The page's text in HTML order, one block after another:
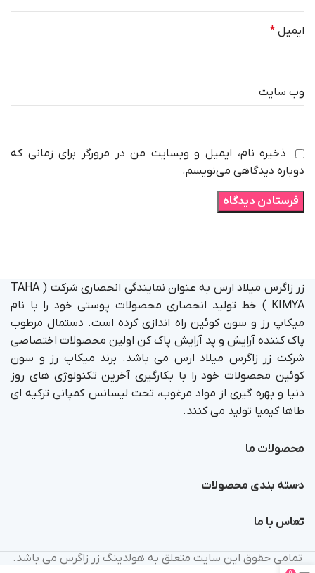
ایمیل *
وب‌ سایت
ذخیره نام، ایمیل و وبسایت من در مرورگر برای زمانی که
دوباره دیدگاهی می‌نویسم.
زر زاگرس میلاد ارس به عنوان نمایندگی انحصاری شرکت ( TAHA
KIMYA ) خط تولید انحصاری محصولات پوستی خود را با نام
میکاپ رز و سون کوئین راه اندازی کرده است. دستمال مرطوب
پاک کننده آرایش و پد آرایش پاک کن اولین محصولات اختصاصی
شرکت زر زاگرس میلاد ارس می باشد. برند میکاپ رز و سون
کوئین محصولات خود را با بکارگیری آخرین تکنولوژی های روز
دنیا و بهره گیری از مواد مرغوب، تحت لیسانس کمپانی ترکیه ای
طاها کیمیا تولید می کنند.
محصولات ما
دسته بندی محصولات
تماس با ما
تمامی حقوق این سایت متعلق به هولدینگ زر زاگرس می باشد.